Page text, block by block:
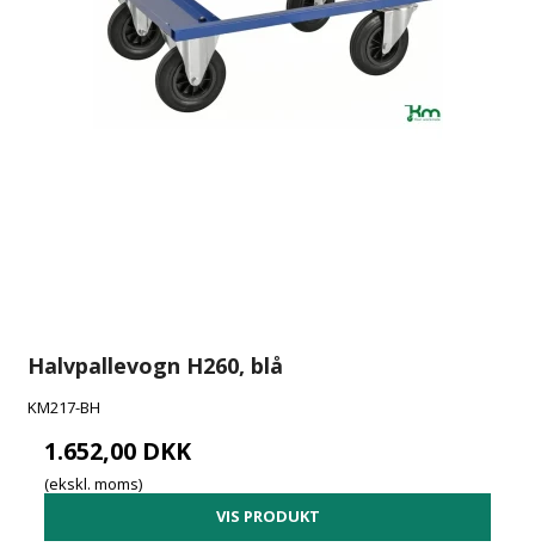
Halvpallevogn H260, blå
KM217-BH
1.652,00 DKK
(ekskl. moms)
VIS PRODUKT